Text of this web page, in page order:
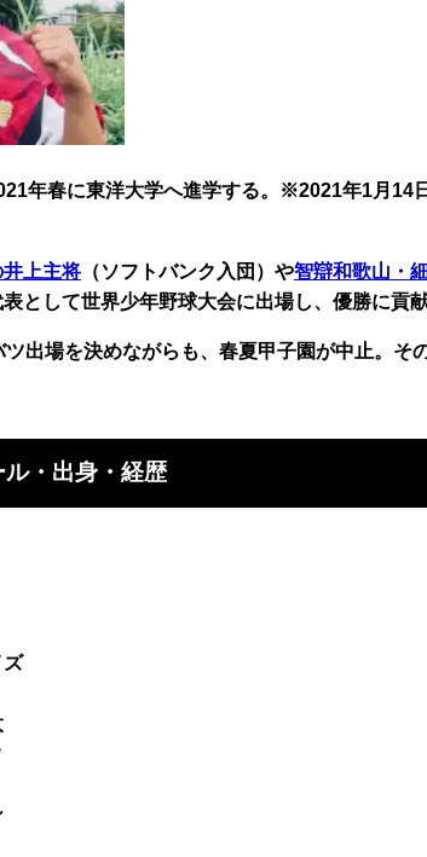
年春に東洋大学へ進学する。※2021年1月14
上主将 （ソフトバンク入団）や智辯和歌山・
として世界少年野球大会に出場し、優勝に貢献
出場を決めながらも、春夏甲子園が中止。そ
・出身・経歴
ズ